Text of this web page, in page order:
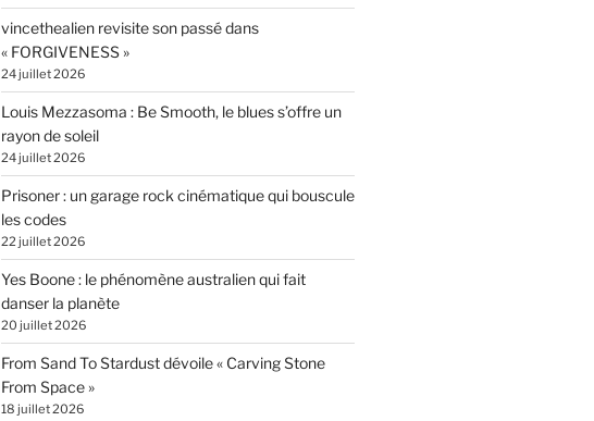
vincethealien revisite son passé dans
« FORGIVENESS »
24 juillet 2026
Louis Mezzasoma : Be Smooth, le blues s’offre un
rayon de soleil
24 juillet 2026
Prisoner : un garage rock cinématique qui bouscule
les codes
22 juillet 2026
Yes Boone : le phénomène australien qui fait
danser la planète
20 juillet 2026
From Sand To Stardust dévoile « Carving Stone
From Space »
18 juillet 2026